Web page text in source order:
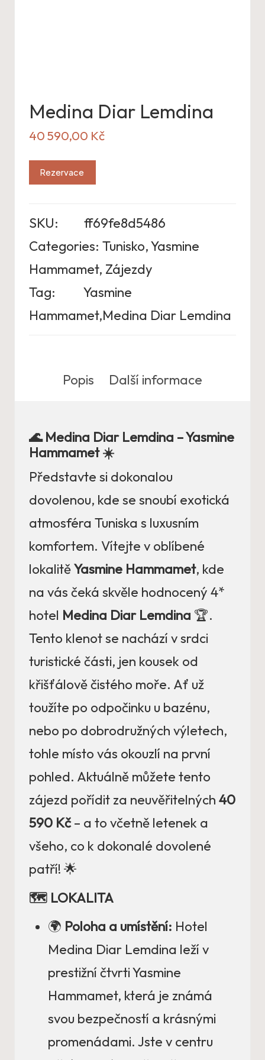
Medina Diar Lemdina
40 590,00 Kč
Rezervace
SKU:
ff69fe8d5486
Categories: Tunisko,Yasmine
Hammamet, Zájezdy
Tag:
Yasmine
Hammamet,Medina Diar Lemdina
Popis Další informace
🌊 Medina Diar Lemdina – Yasmine
Hammamet ☀️
Představte si dokonalou
dovolenou, kde se snoubí exotická
atmosféra Tuniska s luxusním
komfortem. Vítejte v oblíbené
lokalitěYasmine Hammamet, kde
na vás čeká skvěle hodnocený 4*
hotel Medina Diar Lemdina 🏆.
Tento klenot se nachází v srdci
turistické části, jen kousek od
křišťálově čistého moře. Ať už
toužíte po odpočinku u bazénu,
nebo po dobrodružných výletech,
tohle místo vás okouzlí na první
pohled. Aktuálně můžete tento
zájezd pořídit za neuvěřitelných 40
590 Kč– a to včetně letenek a
všeho, co k dokonalé dovolené
patří! 🌟
🗺️ LOKALITA
🌍 Poloha a umístění: Hotel
Medina Diar Lemdina leží v
prestižní čtvrti Yasmine
Hammamet, která je známá
svou bezpečností a krásnými
promenádami. Jste v centru